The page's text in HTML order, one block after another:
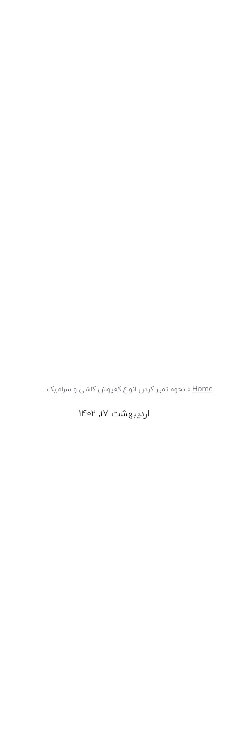
Home
» نحوه تمیز کردن انواع کفپوش کاشی و سرامیک
اردیبهشت ۱۷, ۱۴۰۲